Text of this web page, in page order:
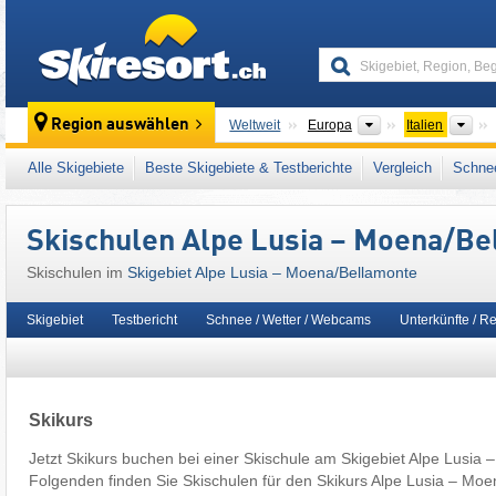
Region auswählen Weltweit Europa Kontinente
Italien
Weltweit Europa Kontinente
Italien
Alle Skigebiete Beste Skigebiete & Testberichte Vergleich
Skischulen Alpe Lusia – Moena/​
Skischulen im Skigebiet Alpe Lusia – Moena/​Bellamonte
Skigebiet Testbericht Schnee / Wetter / Webcams Unterkünfte /
Skikurs
Jetzt Skikurs buchen bei einer Skischule am Skigebiet Alpe Lusia
Folgenden finden Sie Skischulen für den Skikurs Alpe Lusia –